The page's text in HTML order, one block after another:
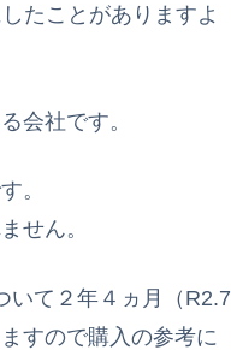
たことがありますよ
会社です。
。
せん。
いて２年４ヵ月（R2.7
すので購入の参考に